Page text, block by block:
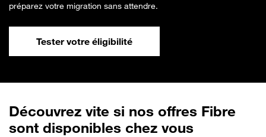
préparez votre migration sans attendre.
Tester votre éligibilité
Découvrez vite si nos offres Fibre
sont disponibles chez vous